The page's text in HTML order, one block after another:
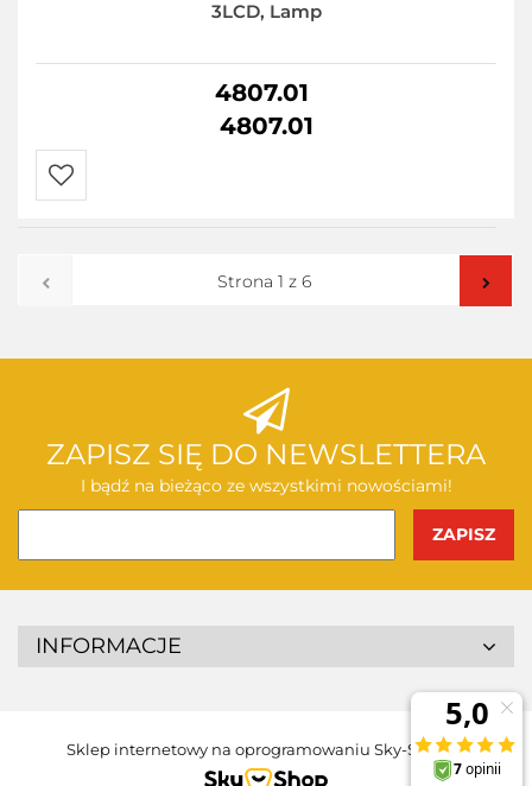
3LCD, Lamp
4807.01
4807.01
przechowalni
ZAPISZ SIĘ DO NEWSLETTERA
I bądź na bieżąco ze wszystkimi nowościami!
INFORMACJE
Sklep internetowy na oprogramowaniu Sky-Shop.pl